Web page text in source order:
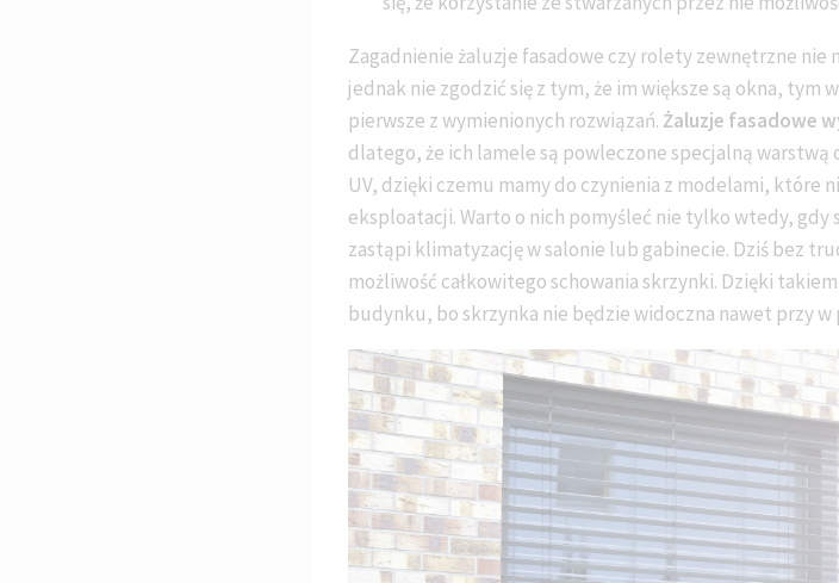
Zagadnienie żaluzje fasadowe czy rolety zewnętrzne
jednak nie zgodzić się z tym, że im większe są okna, tym
pierwsze z wymienionych rozwiązań. Żaluzje fasadowe
dlatego, że ich lamele są powleczone specjalną
UV, dzięki czemu mamy do czynienia z modelami, które
eksploatacji. Warto o nich pomyśleć nie tylko wtedy, gdy
zastąpi klimatyzację w salonie lub gabinecie. Dziś bez
możliwość całkowitego schowania skrzynki. Dzięki
budynku, bo skrzynka nie będzie widoczna nawet przy w